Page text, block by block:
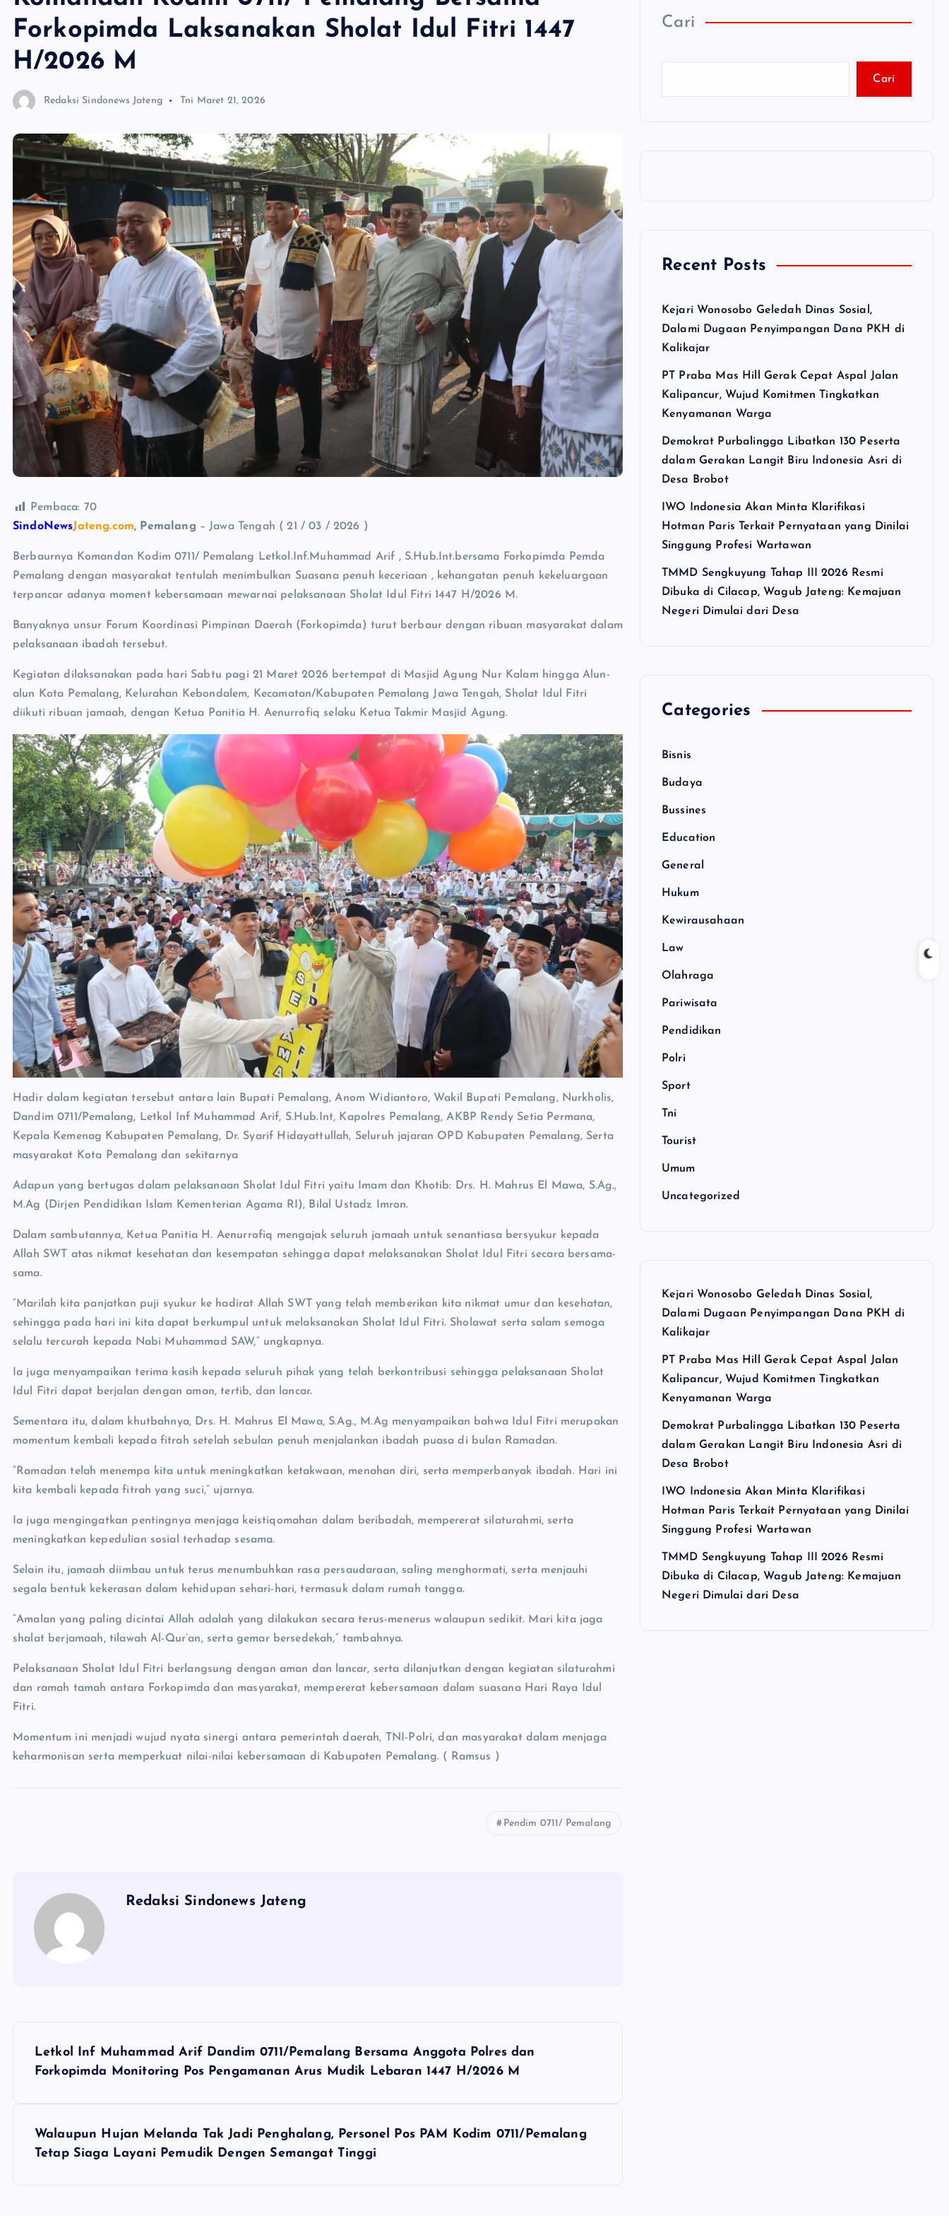
Forkopimda Laksanakan Sholat Idul Fitri 1447
H/2026 M
Redaksi Sindonews Jateng Tni Maret 21, 2026
Pembaca: 70
SindoNewsJateng.com, Pemalang – Jawa Tengah ( 21 / 03 / 2026 )
Berbaurnya Komandan Kodim 0711/ Pemalang Letkol.Inf.Muhammad Arif , S.Hub.Int.bersama Forkopimda Pemda
Pemalang dengan masyarakat tentulah menimbulkan Suasana penuh keceriaan , kehangatan penuh kekeluargaan
terpancar adanya moment kebersamaan mewarnai pelaksanaan Sholat Idul Fitri 1447 H/2026 M.
Banyaknya unsur Forum Koordinasi Pimpinan Daerah (Forkopimda) turut berbaur dengan ribuan masyarakat dalam
pelaksanaan ibadah tersebut.
Kegiatan dilaksanakan pada hari Sabtu pagi 21 Maret 2026 bertempat di Masjid Agung Nur Kalam hingga Alun-
alun Kota Pemalang, Kelurahan Kebondalem, Kecamatan/Kabupaten Pemalang Jawa Tengah, Sholat Idul Fitri
diikuti ribuan jamaah, dengan Ketua Panitia H. Aenurrofiq selaku Ketua Takmir Masjid Agung.
Hadir dalam kegiatan tersebut antara lain Bupati Pemalang, Anom Widiantoro, Wakil Bupati Pemalang, Nurkholis,
Dandim 0711/Pemalang, Letkol Inf Muhammad Arif, S.Hub.Int, Kapolres Pemalang, AKBP Rendy Setia Permana,
Kepala Kemenag Kabupaten Pemalang, Dr. Syarif Hidayattullah, Seluruh jajaran OPD Kabupaten Pemalang, Serta
masyarakat Kota Pemalang dan sekitarnya
Adapun yang bertugas dalam pelaksanaan Sholat Idul Fitri yaitu Imam dan Khotib: Drs. H. Mahrus El Mawa, S.Ag.,
M.Ag (Dirjen Pendidikan Islam Kementerian Agama RI), Bilal Ustadz Imron.
Dalam sambutannya, Ketua Panitia H. Aenurrofiq mengajak seluruh jamaah untuk senantiasa bersyukur kepada
Allah SWT atas nikmat kesehatan dan kesempatan sehingga dapat melaksanakan Sholat Idul Fitri secara bersama-
sama.
“Marilah kita panjatkan puji syukur ke hadirat Allah SWT yang telah memberikan kita nikmat umur dan kesehatan,
sehingga pada hari ini kita dapat berkumpul untuk melaksanakan Sholat Idul Fitri. Sholawat serta salam semoga
selalu tercurah kepada Nabi Muhammad SAW,” ungkapnya.
Ia juga menyampaikan terima kasih kepada seluruh pihak yang telah berkontribusi sehingga pelaksanaan Sholat
Idul Fitri dapat berjalan dengan aman, tertib, dan lancar.
Sementara itu, dalam khutbahnya, Drs. H. Mahrus El Mawa, S.Ag., M.Ag menyampaikan bahwa Idul Fitri merupakan
momentum kembali kepada fitrah setelah sebulan penuh menjalankan ibadah puasa di bulan Ramadan.
“Ramadan telah menempa kita untuk meningkatkan ketakwaan, menahan diri, serta memperbanyak ibadah. Hari ini
kita kembali kepada fitrah yang suci,” ujarnya.
Ia juga mengingatkan pentingnya menjaga keistiqomahan dalam beribadah, mempererat silaturahmi, serta
meningkatkan kepedulian sosial terhadap sesama.
Selain itu, jamaah diimbau untuk terus menumbuhkan rasa persaudaraan, saling menghormati, serta menjauhi
segala bentuk kekerasan dalam kehidupan sehari-hari, termasuk dalam rumah tangga.
“Amalan yang paling dicintai Allah adalah yang dilakukan secara terus-menerus walaupun sedikit. Mari kita jaga
shalat berjamaah, tilawah Al-Qur’an, serta gemar bersedekah,” tambahnya.
Pelaksanaan Sholat Idul Fitri berlangsung dengan aman dan lancar, serta dilanjutkan dengan kegiatan silaturahmi
dan ramah tamah antara Forkopimda dan masyarakat, mempererat kebersamaan dalam suasana Hari Raya Idul
Fitri.
Momentum ini menjadi wujud nyata sinergi antara pemerintah daerah, TNI-Polri, dan masyarakat dalam menjaga
keharmonisan serta memperkuat nilai-nilai kebersamaan di Kabupaten Pemalang. ( Ramsus )
Pendim 0711/ Pemalang
Redaksi Sindonews Jateng
NLetkol Inf Muhammad Arif Dandim 0711/Pemalang Bersama Anggota Polres dan
Forkopimda Monitoring Pos Pengamanan Arus Mudik Lebaran 1447 H/2026 M
Walaupun Hujan Melanda Tak Jadi Penghalang, Personel Pos PAM Kodim 0711/Pemalang
Tetap Siaga Layani Pemudik Dengen Semangat Tinggi
Cari
Cari
Recent Posts
Kejari Wonosobo Geledah Dinas Sosial,
Dalami Dugaan Penyimpangan Dana PKH di
Kalikajar
PT Praba Mas Hill Gerak Cepat Aspal Jalan
Kalipancur, Wujud Komitmen Tingkatkan
Kenyamanan Warga
Demokrat Purbalingga Libatkan 130 Peserta
dalam Gerakan Langit Biru Indonesia Asri di
Desa Brobot
IWO Indonesia Akan Minta Klarifikasi
Hotman Paris Terkait Pernyataan yang Dinilai
Singgung Profesi Wartawan
TMMD Sengkuyung Tahap III 2026 Resmi
Dibuka di Cilacap, Wagub Jateng: Kemajuan
Negeri Dimulai dari Desa
Categories
Bisnis
Budaya
Bussines
Education
General
Hukum
Kewirausahaan
Law
Olahraga
Pariwisata
Pendidikan
Polri
Sport
Tni
Tourist
Umum
Uncategorized
Kejari Wonosobo Geledah Dinas Sosial,
Dalami Dugaan Penyimpangan Dana PKH di
Kalikajar
PT Praba Mas Hill Gerak Cepat Aspal Jalan
Kalipancur, Wujud Komitmen Tingkatkan
Kenyamanan Warga
Demokrat Purbalingga Libatkan 130 Peserta
dalam Gerakan Langit Biru Indonesia Asri di
Desa Brobot
IWO Indonesia Akan Minta Klarifikasi
Hotman Paris Terkait Pernyataan yang Dinilai
Singgung Profesi Wartawan
TMMD Sengkuyung Tahap III 2026 Resmi
Dibuka di Cilacap, Wagub Jateng: Kemajuan
Negeri Dimulai dari Desa